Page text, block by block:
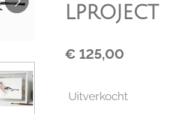
lproject
€ 125,00
Uitverkocht